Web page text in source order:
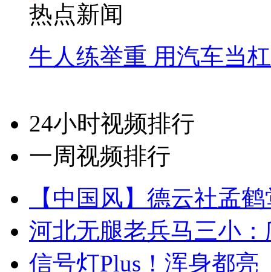
热点新闻
牛人练举重 用汽车当
24小时视频排行
一周视频排行
【中国风】德云社孟
河北无腿老兵马三小
信号灯Plus！浑身都亮